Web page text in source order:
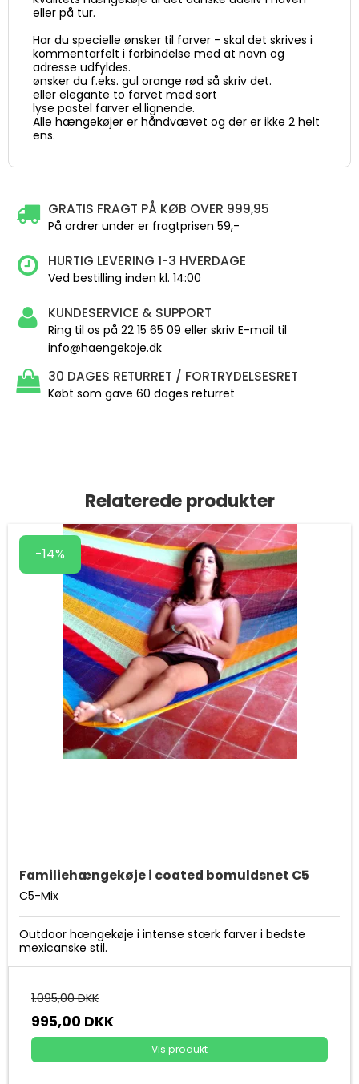
eller på tur.
Har du specielle ønsker til farver - skal det skrives i
kommentarfelt i forbindelse med at navn og
adresse udfyldes.
ønsker du f.eks. gul orange rød så skriv det.
eller elegante to farvet med sort
lyse pastel farver el.lignende.
Alle hængekøjer er håndvævet og der er ikke 2 helt
ens.
GRATIS FRAGT PÅ KØB OVER 999,95
På ordrer under er fragtprisen 59,-
HURTIG LEVERING 1-3 HVERDAGE
Ved bestilling inden kl. 14:00
KUNDESERVICE & SUPPORT
Ring til os på 22 15 65 09 eller skriv E-mail til
info@haengekoje.dk
30 DAGES RETURRET / FORTRYDELSESRET
Købt som gave 60 dages returret
Relaterede produkter
-14%
Familiehængekøje i coated bomuldsnet C5
C5-Mix
Outdoor hængekøje i intense stærk farver i bedste
mexicanske stil.
1.095,00 DKK
995,00 DKK
Vis produkt